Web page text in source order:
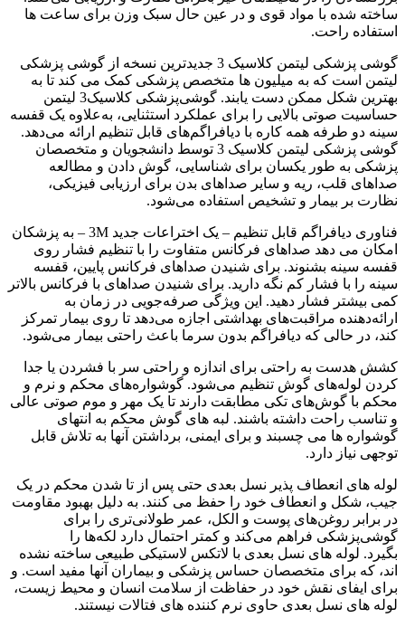
ساخته شده با مواد قوی و در عین حال سبک وزن برای ساعت ها
استفاده راحت.
گوشی پزشکی لیتمن کلاسیک 3 جدیدترین نسخه از گوشی پزشکی
لیتمن است که به میلیون ها متخصص پزشکی کمک می کند تا به
بهترین شکل ممکن دست یابند. گوشی‌پزشکی کلاسیک3 لیتمن
حساسیت صوتی بالایی را برای عملکرد استثنایی، به‌علاوه یک قفسه
سینه دو طرفه همه کاره با دیافراگم‌های قابل تنظیم ارائه می‌دهد.
گوشی‌ پزشکی لیتمن کلاسیک 3 توسط دانشجویان و متخصصان
پزشکی به طور یکسان برای شناسایی، گوش دادن و مطالعه
صداهای قلب، ریه و سایر صداهای بدن برای ارزیابی فیزیکی،
نظارت بر بیمار و تشخیص استفاده می‌شود.
فناوری دیافراگم قابل تنظیم – یک اختراعات جدید 3M – به پزشکان
امکان می دهد صداهای فرکانس متفاوت را با تنظیم فشار روی
قفسه سینه بشنوند. برای شنیدن صداهای فرکانس پایین، قفسه
سینه را با فشار کم نگه دارید. برای شنیدن صداهای با فرکانس بالاتر
کمی بیشتر فشار دهید. این ویژگی صرفه‌جویی در زمان به
ارائه‌دهنده مراقبت‌های بهداشتی اجازه می‌دهد تا روی بیمار تمرکز
کند، در حالی که دیافراگم بدون سرما باعث راحتی بیمار می‌شود.
کشش هدست به راحتی برای اندازه و راحتی سر با فشردن یا جدا
کردن لوله‌های گوش تنظیم می‌شود. گوشواره‌های محکم و نرم و
محکم با گوش‌های تکی مطابقت دارند تا یک مهر و موم صوتی عالی
و تناسب راحت داشته باشند. لبه های گوش محکم به انتهای
گوشواره ها می چسبند و برای ایمنی، برداشتن آنها به تلاش قابل
توجهی نیاز دارد.
لوله های انعطاف پذیر نسل بعدی حتی پس از تا شدن محکم در یک
جیب، شکل و انعطاف خود را حفظ می کنند. به دلیل بهبود مقاومت
در برابر روغن‌های پوست و الکل، عمر طولانی‌تری را برای
گوشی‌پزشکی فراهم می‌کند و کمتر احتمال دارد لکه‌ها را
بگیرد. لوله های نسل بعدی با لاتکس لاستیکی طبیعی ساخته نشده
اند، که برای متخصصان حساس پزشکی و بیماران آنها مفید است. و
برای ایفای نقش خود در حفاظت از سلامت انسان و محیط زیست،
لوله های نسل بعدی حاوی نرم کننده های فتالات نیستند.